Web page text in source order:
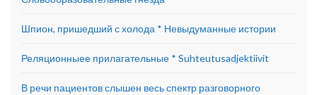
Шпион, пришедший с холода * Невыдуманные истории
Реляционныее прилагательные * Suhteutusadjektiivit
В речи пациентов слышен весь спектр разговорного